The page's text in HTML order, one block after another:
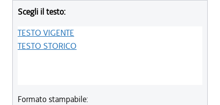
Scegli il testo:
TESTO VIGENTE
TESTO STORICO
Formato stampabile: